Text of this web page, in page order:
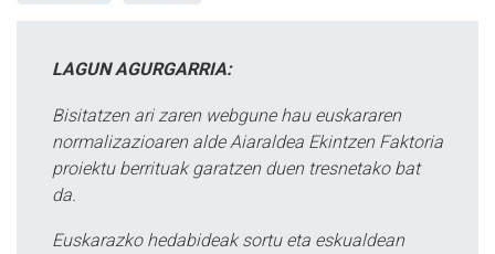
LAGUN AGURGARRIA:
Bisitatzen ari zaren webgune hau euskararen
normalizazioaren alde Aiaraldea Ekintzen Faktoria
proiektu berrituak garatzen duen tresnetako bat
da.
Euskarazko hedabideak sortu eta eskualdean